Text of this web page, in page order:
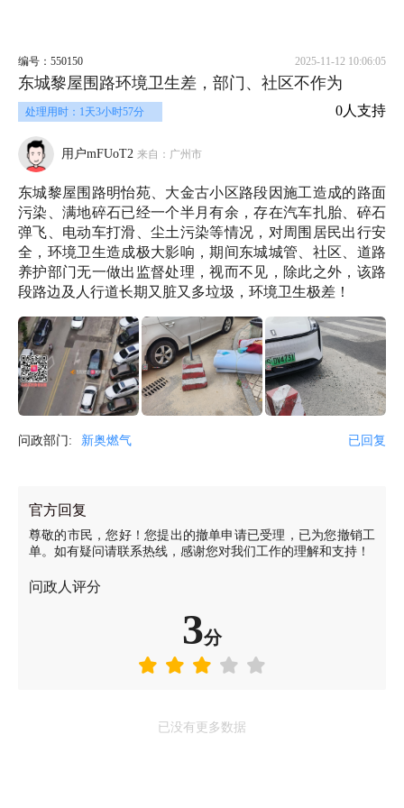
编号：550150 2025-11-12 10:06:05
东城黎屋围路环境卫生差，部门、社区不作为
处理用时：1天3小时57分 0人支持
用户mFUoT2 来自：广州市
东城黎屋围路明怡苑、大金古小区路段因施工造成的路面
污染、满地碎石已经一个半月有余，存在汽车扎胎、碎石
弹飞、电动车打滑、尘土污染等情况，对周围居民出行安
全，环境卫生造成极大影响，期间东城城管、社区、道路
养护部门无一做出监督处理，视而不见，除此之外，该路
段路边及人行道长期又脏又多垃圾，环境卫生极差！
问政部门: 新奥燃气 已回复
官方回复
尊敬的市民，您好！您提出的撤单申请已受理，已为您撤销工
单。如有疑问请联系热线，感谢您对我们工作的理解和支持！
问政人评分
3分
已没有更多数据